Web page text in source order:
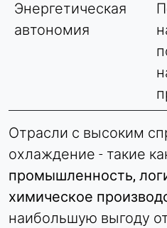
Энергетическая
автономия
Отрасли с высоким
охлаждение - такие
промышленность,
химическое
наибольшую выгоду